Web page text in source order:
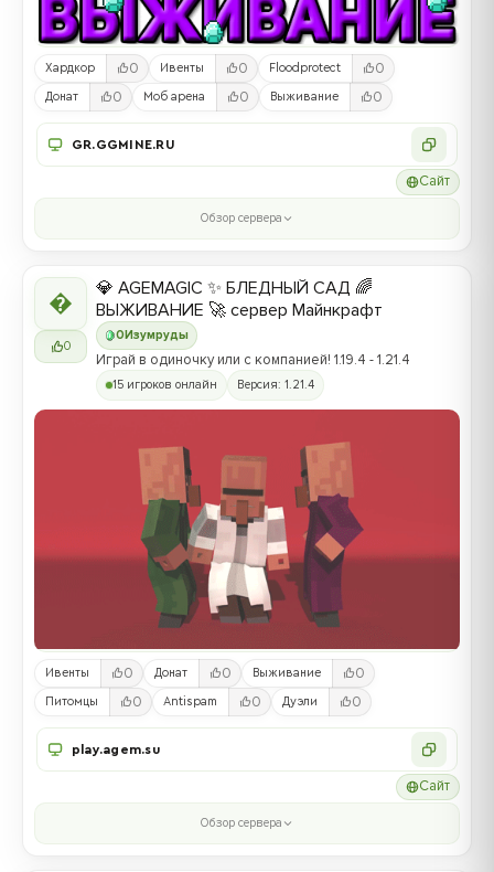
Хардкор 0 Ивенты 0 Floodprotect 0
Донат 0 Моб арена 0 Выживание 0
GR.GGMINE.RU
Сайт
Обзор сервера

0
0 Изумруды
💎 AGEMAGIC ✨ БЛЕДНЫЙ САД 🌈
ВЫЖИВАНИЕ 🚀 сервер Майнкрафт
Играй в одиночку или с компанией! 1.19.4 - 1.21.4
15 игроков онлайн Версия: 1.21.4
Ивенты 0 Донат 0 Выживание 0
Питомцы 0 Antispam 0 Дуэли 0
play.agem.su
Сайт
Обзор сервера